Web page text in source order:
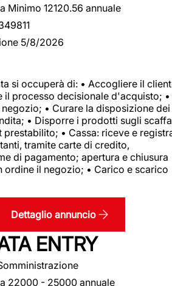
Minimo 12120.56 annuale
5/8/2026
si occuperà di: • Accogliere il
il processo decisionale d'acquisto; •
• Curare la disposizione dei
• Disporre i prodotti sugli
• Cassa: riceve e
tramite carte di credito,
di pagamento; apertura e chiusura
ordine il negozio; • Carico e scarico
Dettaglio annuncio
ENTRY
22000 - 25000 annuale